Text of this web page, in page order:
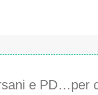
e PD…per